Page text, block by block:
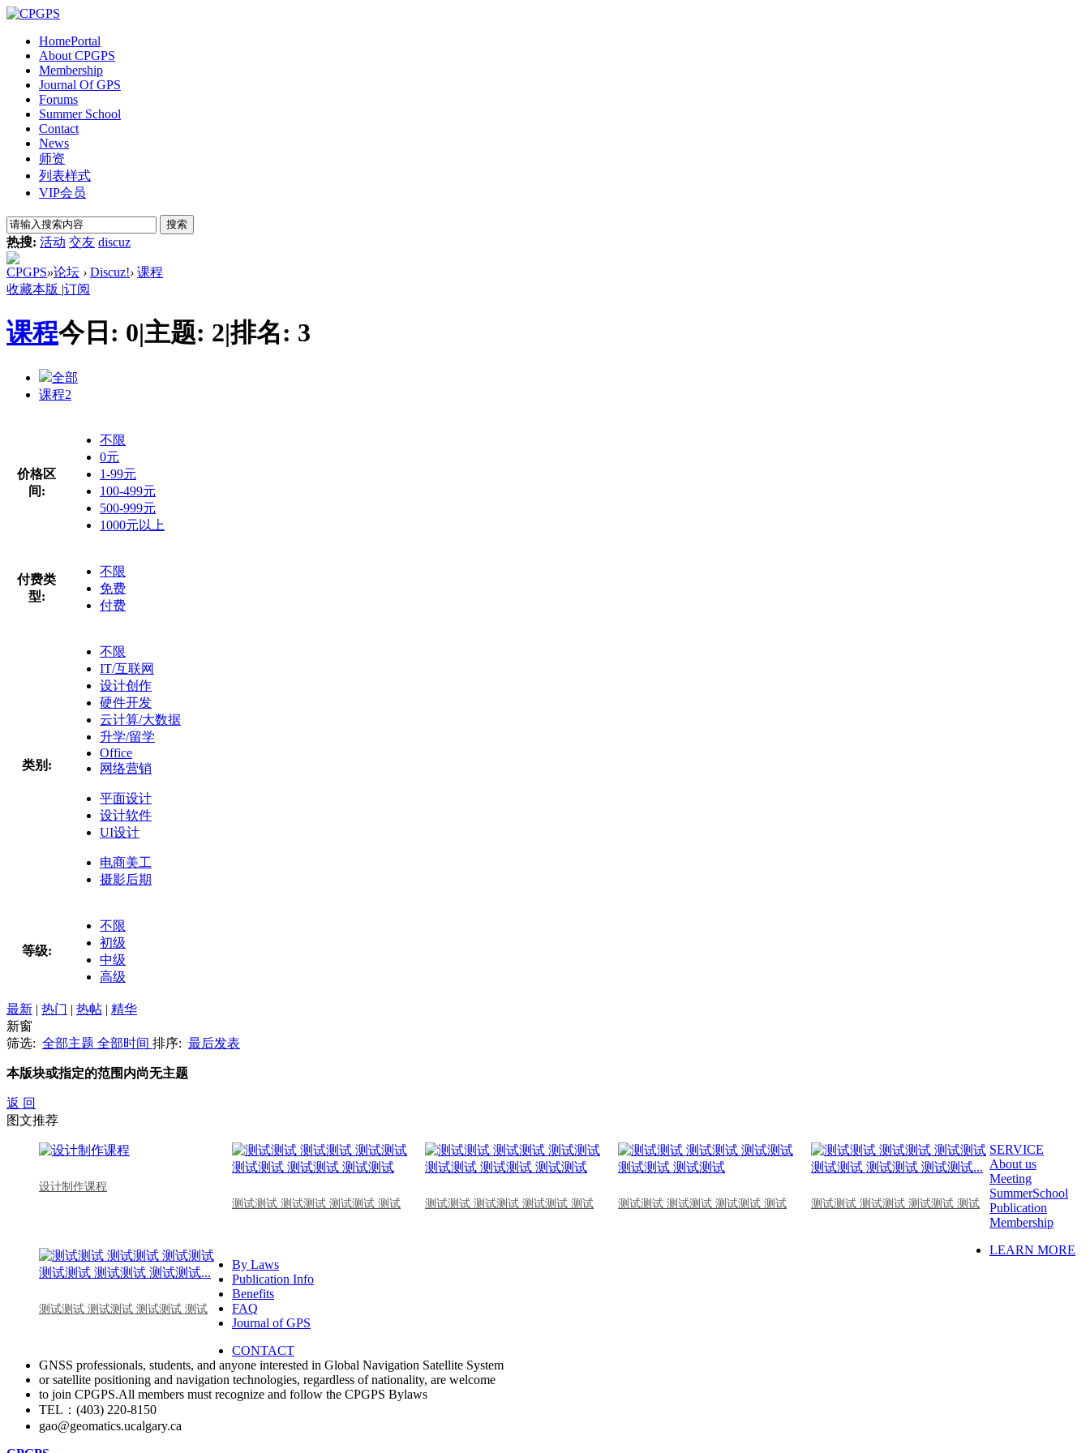
HomePortal
About CPGPS
Membership
Journal Of GPS
Forums
Summer School
Contact
News
师资
列表样式
VIP会员
搜索
热搜: 活动 交友 discuz
CPGPS»论坛 › Discuz!› 课程
收藏本版 |订阅
课程今日: 0|主题: 2|排名: 3
全部
课程2
价格区
间:
不限
0元
1-99元
100-499元
500-999元
1000元以上
付费类
型:
不限
免费
付费
类别:
不限
IT/互联网
设计创作
硬件开发
云计算/大数据
升学/留学
Office
网络营销
平面设计
设计软件
UI设计
电商美工
摄影后期
等级:
不限
初级
中级
高级
最新 | 热门 | 热帖 | 精华
新窗
筛选: 全部主题 全部时间 排序: 最后发表
本版块或指定的范围内尚无主题
返 回
图文推荐
设计制作课程
测试测试 测试测试 测试测试 测试
测试测试 测试测试 测试测试 测试 测试测试 测试测试 测试测试 测试 测试测试 测试测试 测试测试 测试
测试测试 测试测试 测试测试 测试
SERVICE
About us
Meeting
SummerSchool
Publication
Membership
LEARN MORE
By Laws
Publication Info
Benefits
FAQ
Journal of GPS
CONTACT
GNSS professionals, students, and anyone interested in Global Navigation Satellite System
or satellite positioning and navigation technologies, regardless of nationality, are welcome
to join CPGPS.All members must recognize and follow the CPGPS Bylaws
TEL：(403) 220-8150
gao@geomatics.ucalgary.ca